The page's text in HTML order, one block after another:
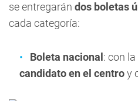
se entregarán dos boletas
cada categoría:
Boleta nacional : con la
candidato en el centroy